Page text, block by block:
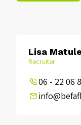
Lisa
Recruiter
06 - 22 06